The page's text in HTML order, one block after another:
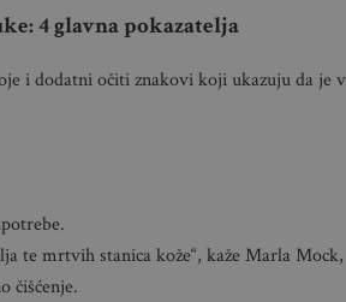
4 glavna pokazatelja
i dodatni očiti znakovi koji ukazuju da je
te mrtvih stanica kože“, kaže Marla Mock,
čišćenje.